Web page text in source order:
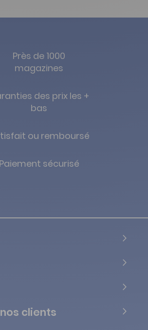
Près de 1000
magazines
des prix les +
bas
ou remboursé
Paiement sécurisé
clients